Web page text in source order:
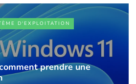
D'EXPLOITATION
prendre une